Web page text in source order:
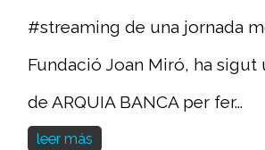
#streaming de una jornada
Fundació Joan Miró, ha sigut
de ARQUIA BANCA per fer...
leer más